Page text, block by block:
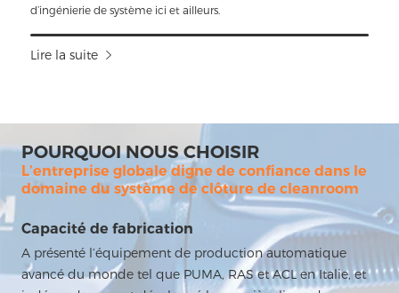
d’ingénierie de système ici et ailleurs.
Lire la suite
POURQUOI NOUS CHOISIR
L’entreprise globale digne de confiance dans le
domaine du système de clôture de cleanroom
Capacité de fabrication
A présenté l’équipement de production automatique
avancé du monde tel que PUMA, RAS et ACL en Italie, et